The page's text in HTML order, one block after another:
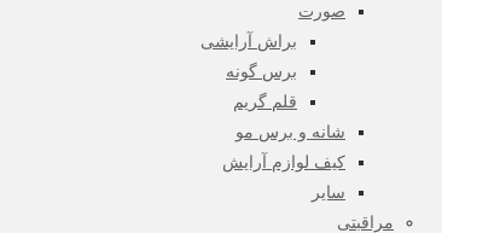
صورت
براش آرایشی
برس گونه
قلم گریم
شانه و برس مو
کیف لوازم آرایش
سایر
مراقبتی